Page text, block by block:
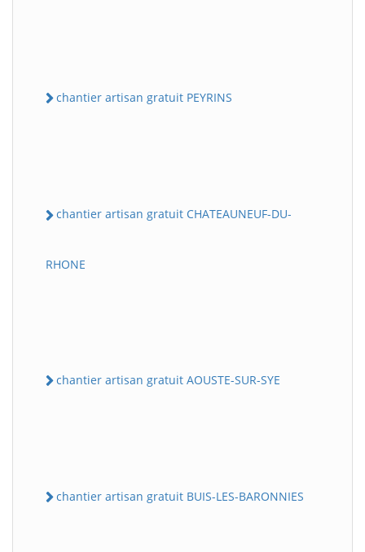
chantier artisan gratuit PEYRINS
chantier artisan gratuit CHATEAUNEUF-DU-
RHONE
chantier artisan gratuit AOUSTE-SUR-SYE
chantier artisan gratuit BUIS-LES-BARONNIES